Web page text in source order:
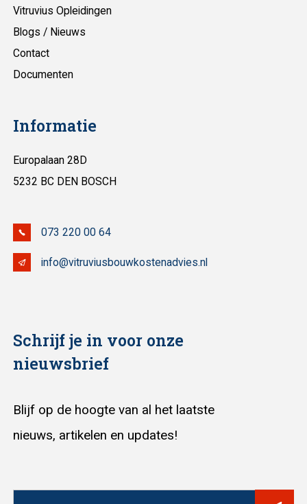
Vitruvius Opleidingen
Blogs / Nieuws
Contact
Documenten
Informatie
Europalaan 28D
5232 BC DEN BOSCH
073 220 00 64
info@vitruviusbouwkostenadvies.nl
Schrijf je in voor onze
nieuwsbrief
Blijf op de hoogte van al het laatste
nieuws, artikelen en updates!